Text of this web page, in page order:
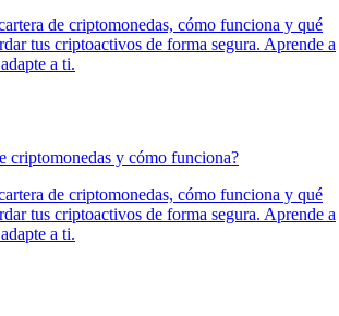
de criptomonedas, cómo funciona y qué
tus criptoactivos de forma segura. Aprende a
a ti.
criptomonedas y cómo funciona?
de criptomonedas, cómo funciona y qué
tus criptoactivos de forma segura. Aprende a
a ti.